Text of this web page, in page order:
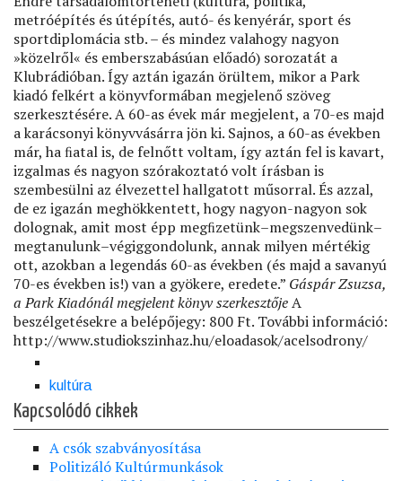
metróépítés és útépítés, autó- és kenyérár, sport és
sportdiplomácia stb. – és mindez valahogy nagyon
»közelről« és emberszabásúan előadó) sorozatát a
Klubrádióban. Így aztán igazán örültem, mikor a Park
kiadó felkért a könyvformában megjelenő szöveg
szerkesztésére. A 60-as évek már megjelent, a 70-es majd
a karácsonyi könyvvásárra jön ki. Sajnos, a 60-as években
már, ha ﬁatal is, de felnőtt voltam, így aztán fel is kavart,
izgalmas és nagyon szórakoztató volt írásban is
szembesülni az élvezettel hallgatott műsorral. És azzal,
de ez igazán meghökkentett, hogy nagyon-nagyon sok
dolognak, amit most épp megﬁzetünk–megszenvedünk–
megtanulunk–végiggondolunk, annak milyen mértékig
ott, azokban a legendás 60-as években (és majd a savanyú
70-es években is!) van a gyökere, eredete.” Gáspár Zsuzsa,
a Park Kiadónál megjelent könyv szerkesztőjeA
beszélgetésekre a belépőjegy: 800 Ft. További információ:
http://www.studiokszinhaz.hu/eloadasok/acelsodrony/
kultúra
Kapcsolódó cikkek
A csók szabványosítása
Politizáló Kultúrmunkások